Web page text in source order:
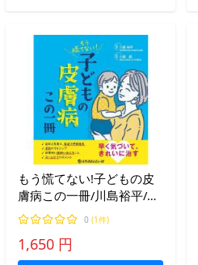
もう慌てない!子どもの皮
膚病この一冊/川島裕平/川
島眞
0 (1件)
1,650 円